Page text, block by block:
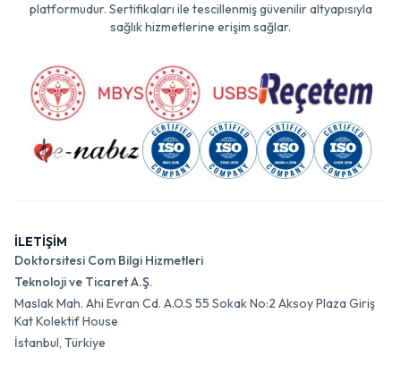
platformudur. Sertifikaları ile tescillenmiş güvenilir altyapısıyla
sağlık hizmetlerine erişim sağlar.
İLETİŞİM
Doktorsitesi Com Bilgi Hizmetleri
Teknoloji ve Ticaret A.Ş.
Maslak Mah. Ahi Evran Cd. A.O.S 55 Sokak No:2 Aksoy Plaza Giriş
Kat Kolektif House
İstanbul, Türkiye